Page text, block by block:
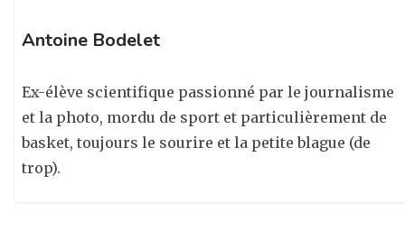
Antoine Bodelet
Ex-élève scientifique passionné par le journalisme
et la photo, mordu de sport et particulièrement de
basket, toujours le sourire et la petite blague (de
trop).